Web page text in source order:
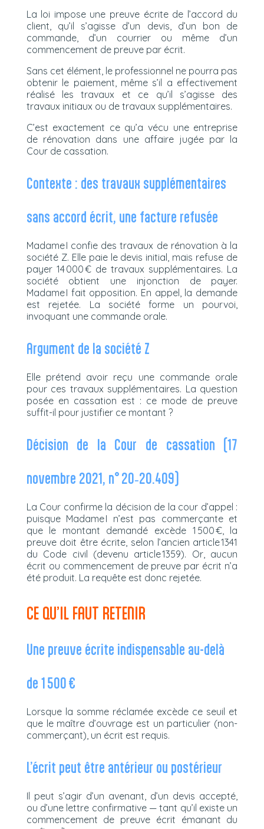
La loi impose une preuve écrite de l’accord du
client, qu’il s’agisse d’un devis, d’un bon de
commande, d’un courrier ou même d’un
commencement de preuve par écrit.
Sans cet élément, le professionnel ne pourra pas
obtenir le paiement, même s’il a effectivement
réalisé les travaux et ce qu’il s’agisse des
travaux initiaux ou de travaux supplémentaires.
C’est exactement ce qu’a vécu une entreprise
de rénovation dans une affaire jugée par la
Cour de cassation.
Contexte : des travaux supplémentaires
sans accord écrit, une facture refusée
Madame I confie des travaux de rénovation à la
société Z. Elle paie le devis initial, mais refuse de
payer 14 000 € de travaux supplémentaires. La
société obtient une injonction de payer.
Madame I fait opposition. En appel, la demande
est rejetée. La société forme un pourvoi,
invoquant une commande orale.
Argument de la société Z
Elle prétend avoir reçu une commande orale
pour ces travaux supplémentaires. La question
posée en cassation est : ce mode de preuve
suffit-il pour justifier ce montant ?
Décision de la Cour de cassation (17
novembre 2021, n° 20‑20.409)
La Cour confirme la décision de la cour d’appel :
puisque Madame I n’est pas commerçante et
que le montant demandé excède 1 500 €, la
preuve doit être écrite, selon l’ancien article 1341
du Code civil (devenu article 1359). Or, aucun
écrit ou commencement de preuve par écrit n’a
été produit. La requête est donc rejetée.
CE QU’IL FAUT RETENIR
Une preuve écrite indispensable au-delà
de 1 500 €
Lorsque la somme réclamée excède ce seuil et
que le maître d’ouvrage est un particulier (non-
commerçant), un écrit est requis.
L’écrit peut être antérieur ou postérieur
Il peut s’agir d’un avenant, d’un devis accepté,
ou d’une lettre confirmative — tant qu’il existe un
commencement de preuve écrit émanant du